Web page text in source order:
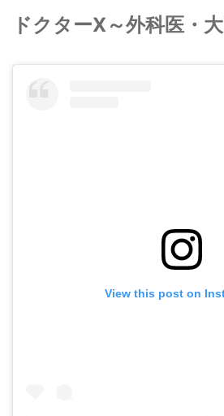
・菜々緒
・堀田真由
・ 岡
・わ
・
ドクターX～外科医・
View this post on